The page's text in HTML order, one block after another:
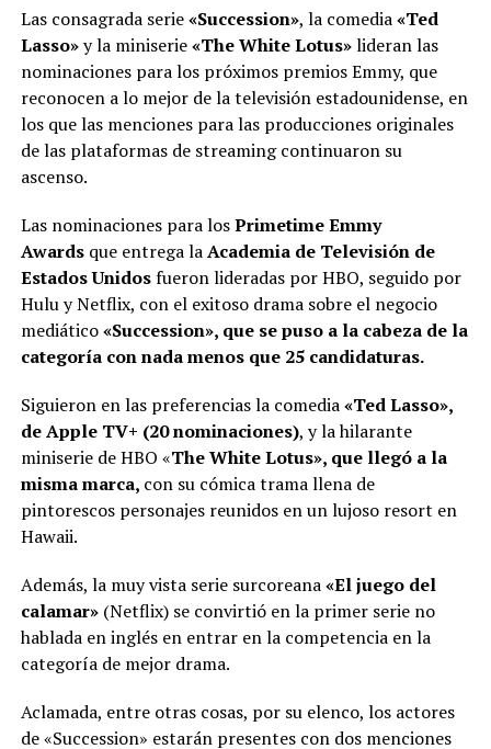
Las consagrada serie«Succession», la comedia«Ted
Lasso»y la miniserie«The White Lotus»lideran las
nominaciones para los próximos premios Emmy, que
reconocen a lo mejor de la televisión estadounidense, en
los que las menciones para las producciones originales
de las plataformas de streaming continuaron su
ascenso.
Las nominaciones para losPrimetime Emmy
Awardsque entrega laAcademia de Televisión de
Estados Unidosfueron lideradas por HBO, seguido por
Hulu y Netflix, con el exitoso drama sobre el negocio
mediático«Succession», que se puso a la cabeza de la
categoría con nada menos que 25 candidaturas.
Siguieron en las preferencias la comedia«Ted Lasso»,
de Apple TV+ (20 nominaciones), y la hilarante
miniserie de HBO «The White Lotus», que llegó a la
misma marca, con su cómica trama llena de
pintorescos personajes reunidos en un lujoso resort en
Hawaii.
Además, la muy vista serie surcoreana«El juego del
calamar»(Netflix) se convirtió en la primer serie no
hablada en inglés en entrar en la competencia en la
categoría de mejor drama.
Aclamada, entre otras cosas, por su elenco, los actores
de «Succession» estarán presentes con dos menciones